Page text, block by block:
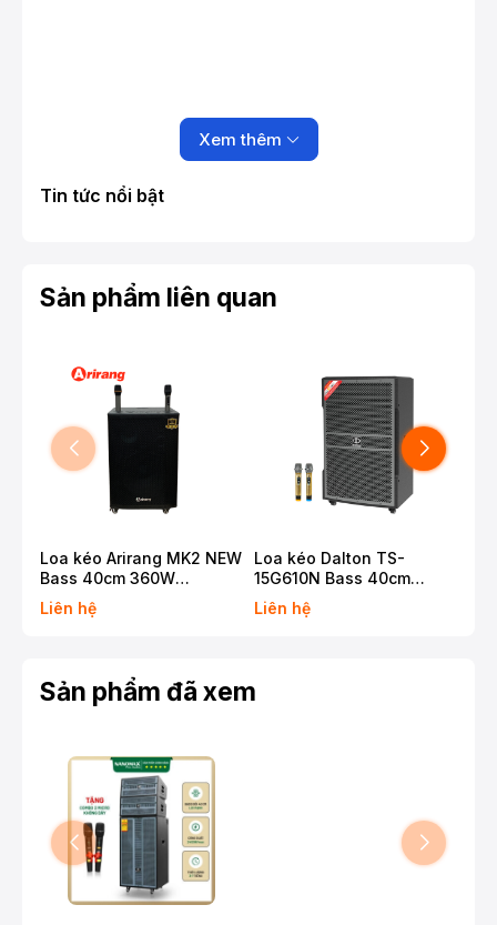
Xem thêm
Tin tức nổi bật
Sản phẩm liên quan
Loa kéo Arirang MK2 NEW
Bass 40cm 360W
Karaoke Bluetooth
Liên hệ
Loa kéo Dalton TS-
15G610N Bass 40cm
650W Karaoke Bluetooth
Liên hệ
Sản phẩm đã xem